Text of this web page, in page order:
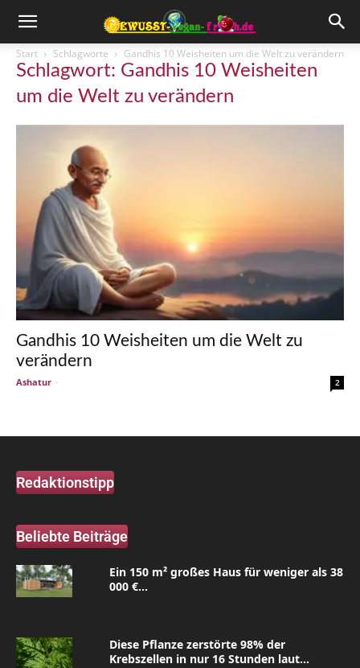
Start Schlagworte Gandhis 10 Weisheiten um die Welt zu verändern
Schlagwort: Gandhis 10 Weisheiten
um die Welt zu verändern
Gandhis 10 Weisheiten um die Welt zu
verändern
Ashatur - 2
Redaktionstipp
Beliebte Beiträge
Ein 150 m² großes Haus für weniger als 38
000 €...
Diese Pflanze zerstörte 98% der
Krebszellen in nur 16 Stunden laut...